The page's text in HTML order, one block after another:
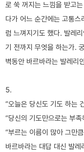
로 쑥 꺼지는 느낌을 받고
다가 어느 순간에는 고통스
럼 느껴지기도 했다. 발레
기 전까지 무엇을 하는가.
벽동안 바르바라는 발레리
5.
“오늘은 당신도 기도 하는
“당신의 기도만으로는 부족
“부르는 이름이 많아 그만
바르바라는 대답 대신 발레